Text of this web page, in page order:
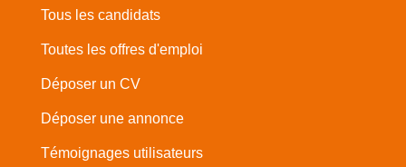
Tous les candidats
Toutes les offres d'emploi
Déposer un CV
Déposer une annonce
Témoignages utilisateurs